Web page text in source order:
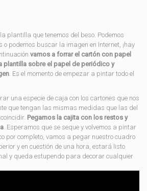
plantilla que tenemos del beso. Podemos
podemos buscar la imagen en Internet, ¡hay
vamos a forrar el cartón con papel
plantilla sobre el papel de periódico y
. Es el momento de empezar a pintar todo el
una especie de caja con los cartones que nos
que tengan las mismas medidas que las del
Pegamos la cajita con los restos y
. Esperamos que se seque y volvemos a pintar
por completo, vamos a pegar nuestro cuadro
y en cuestión de una hora, estará listo
y queda estupendo para decorar cualquier